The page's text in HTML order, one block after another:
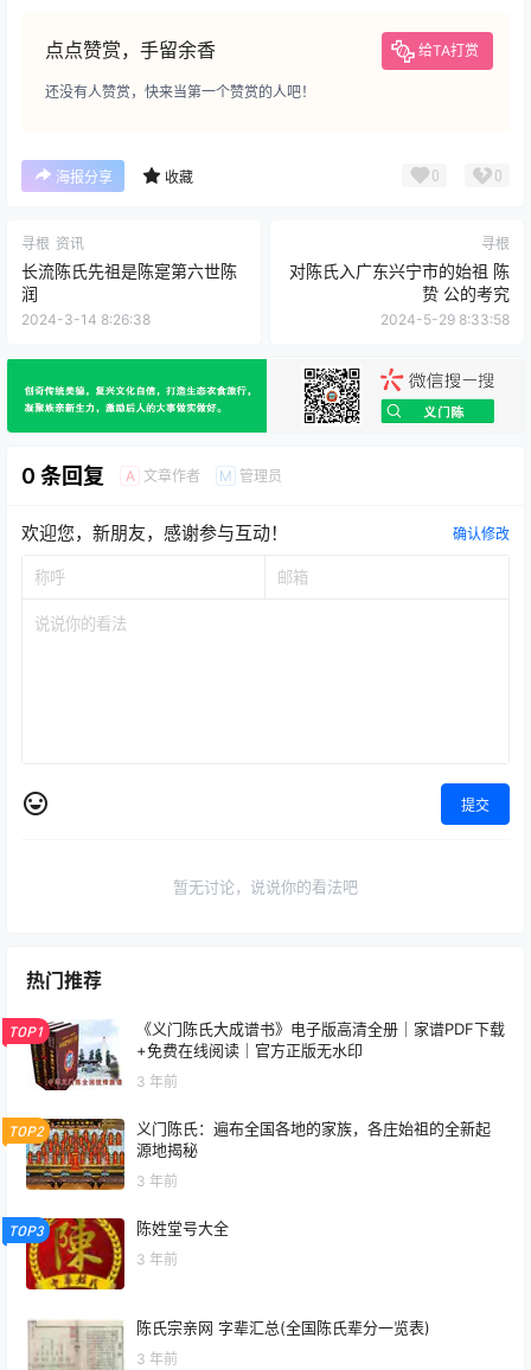
点点赞赏，手留余香 给TA打赏
还没有人赞赏，快来当第一个赞赏的人吧！
海报分享 收藏 0 0
寻根 资讯
长流陈氏先祖是陈寔第六世陈
润
2024-3-14 8:26:38
寻根
对陈氏入广东兴宁市的始祖 陈
贽 公的考究
2024-5-29 8:33:58
0 条回复 A 文章作者 M 管理员
欢迎您，新朋友，感谢参与互动！ 确认修改
提交
暂无讨论，说说你的看法吧
热门推荐
TOP1
《义门陈氏大成谱书》电子版高清全册｜家谱PDF下载
+免费在线阅读｜官方正版无水印
3 年前
TOP2
义门陈氏：遍布全国各地的家族，各庄始祖的全新起
源地揭秘
3 年前
TOP3 陈姓堂号大全
3 年前
陈氏宗亲网 字辈汇总(全国陈氏辈分一览表)
3 年前